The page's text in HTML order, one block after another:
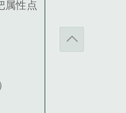
属性点